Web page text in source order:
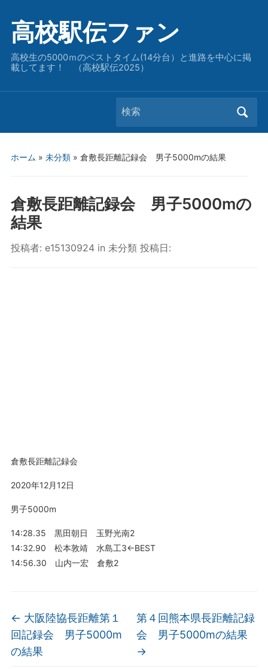
高校駅伝ファン
高校生の5000ｍのベストタイム(14分台）と進路を中心に掲
載してます！ （高校駅伝2025）
Search
for:
ホーム » 未分類» 倉敷長距離記録会 男子5000mの結果
倉敷長距離記録会 男子5000mの
結果
投稿者: e15130924 in 未分類投稿日:
倉敷長距離記録会
2020年12月12日
男子5000m
14:28.35 黒田朝日 玉野光南2
14:32.90 松本敦靖 水島工3←BEST
14:56.30 山内一宏 倉敷2
← 大阪陸協長距離第１
回記録会 男子5000m
の結果
第４回熊本県長距離記録
会 男子5000mの結果
→